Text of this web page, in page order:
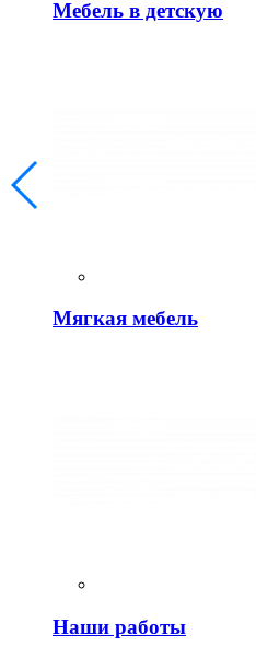
Мебель в детскую
Мягкая мебель
Наши работы